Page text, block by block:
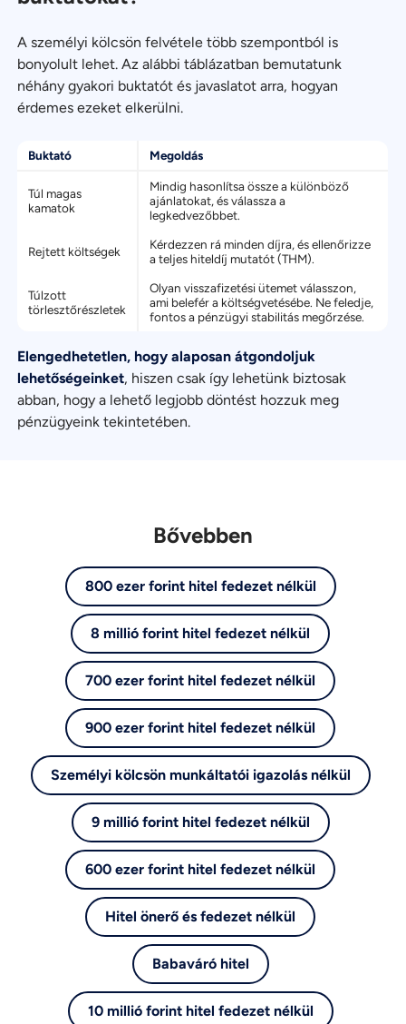
A személyi kölcsön felvétele több szempontból is
bonyolult lehet. Az alábbi táblázatban bemutatunk
néhány gyakori buktatót és javaslatot arra, hogyan
érdemes ezeket elkerülni.
Buktató Megoldás
Túl magas
kamatok
Mindig hasonlítsa össze a különböző
ajánlatokat, és válassza a
legkedvezőbbet.
Rejtett költségek
Kérdezzen rá minden díjra, és ellenőrizze
a teljes hiteldíj mutatót (THM).
Túlzott
törlesztőrészletek
Olyan visszafizetési ütemet válasszon,
ami belefér a költségvetésébe. Ne feledje,
fontos a pénzügyi stabilitás megőrzése.
Elengedhetetlen, hogy alaposan átgondoljuk
lehetőségeinket, hiszen csak így lehetünk biztosak
abban, hogy a lehető legjobb döntést hozzuk meg
pénzügyeink tekintetében.
Bővebben
800 ezer forint hitel fedezet nélkül
8 millió forint hitel fedezet nélkül
700 ezer forint hitel fedezet nélkül
900 ezer forint hitel fedezet nélkül
Személyi kölcsön munkáltatói igazolás nélkül
9 millió forint hitel fedezet nélkül
600 ezer forint hitel fedezet nélkül
Hitel önerő és fedezet nélkül
Babaváró hitel
10 millió forint hitel fedezet nélkül